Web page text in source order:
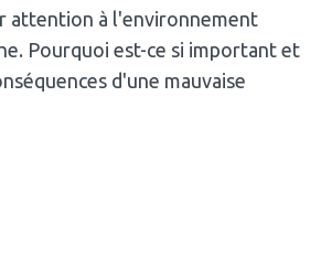
attention à l'environnement
Pourquoi est-ce si important et
d'une mauvaise